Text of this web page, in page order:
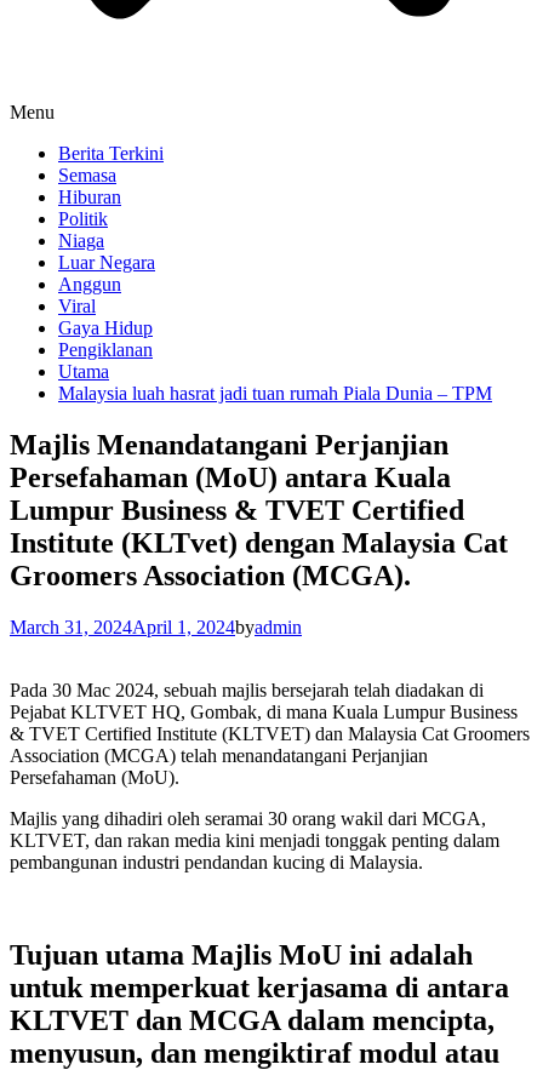
Menu
Berita Terkini
Semasa
Hiburan
Politik
Niaga
Luar Negara
Anggun
Viral
Gaya Hidup
Pengiklanan
Utama
Malaysia luah hasrat jadi tuan rumah Piala Dunia – TPM
Majlis Menandatangani Perjanjian
Persefahaman (MoU) antara Kuala
Lumpur Business & TVET Certified
Institute (KLTvet) dengan Malaysia Cat
Groomers Association (MCGA).
March 31, 2024April 1, 2024byadmin
Pada 30 Mac 2024, sebuah majlis bersejarah telah diadakan di
Pejabat KLTVET HQ, Gombak, di mana Kuala Lumpur Business
& TVET Certified Institute (KLTVET) dan Malaysia Cat Groomers
Association (MCGA) telah menandatangani Perjanjian
Persefahaman (MoU).
Majlis yang dihadiri oleh seramai 30 orang wakil dari MCGA,
KLTVET, dan rakan media kini menjadi tonggak penting dalam
pembangunan industri pendandan kucing di Malaysia.
Tujuan utama Majlis MoU ini adalah
untuk memperkuat kerjasama di antara
KLTVET dan MCGA dalam mencipta,
menyusun, dan mengiktiraf modul atau